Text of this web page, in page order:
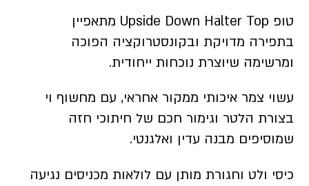
טופ Upside Down Halter Top מתאפיין
בתפירה מדויקת ובקונסטרוקציה הפוכה
ומרשימה שיוצרת נוכחות ייחודית.
עשוי צמר איכותי ממקור אחראי, עם מחשוף וי
בצורת הלטר וגימור חכם של חיתוכי חזה
שמוסיפים מבנה עדין ואלגנטי.
כיסי ולט וחגורת מותן עם לולאות מכניסים נגיעה